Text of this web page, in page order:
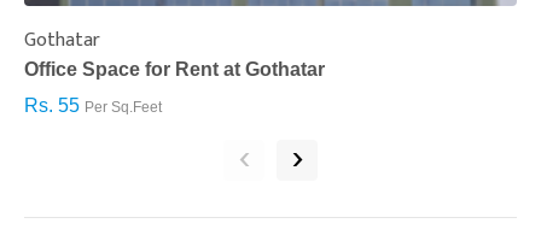
Gothatar
Office Space for Rent at Gothatar
Rs. 55 Per Sq.Feet
‹ ›